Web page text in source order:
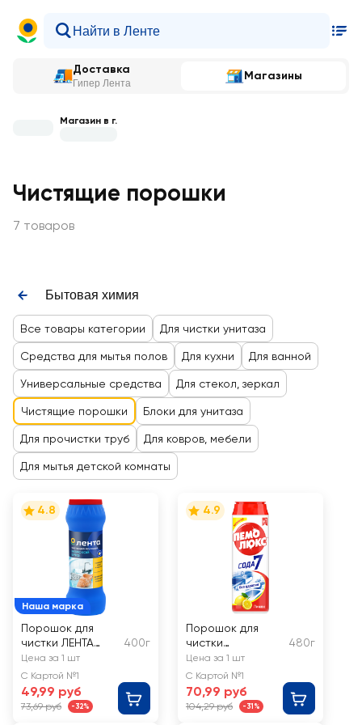
Доставка
Гипер Лента
Магазины
Магазин в г.
Чистящие порошки
7 товаров
Бытовая химия
Все товары категории Для чистки унитаза
Средства для мытья полов Для кухни Для ванной
Универсальные средства Для стекол, зеркал
Чистящие порошки Блоки для унитаза
Для прочистки труб Для ковров, мебели
Для мытья детской комнаты
Наша марка
4.8
Порошок для
чистки ЛЕНТА
Морской бриз
400г
Цена за 1 шт
С Картой №1
49,99 руб
73,69 руб -32%
4.9
Порошок для
чистки
ПЕМОЛЮКС
Лимон
480г
Цена за 1 шт
С Картой №1
70,99 руб
104,29 руб -31%